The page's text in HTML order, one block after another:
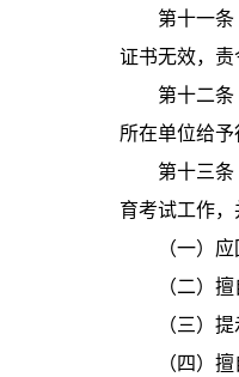
第十一
证书无效，
第十二
所在单位给
第十三
育考试工作
（一）
（二）
（三）
（四）